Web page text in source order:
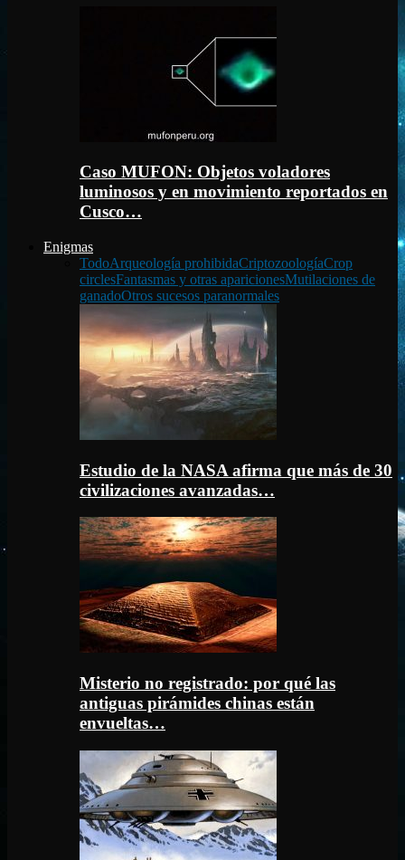
Caso MUFON: Objetos voladores
luminosos y en movimiento reportados en
Cusco…
Enigmas
TodoArqueología prohibidaCriptozoologíaCrop
circlesFantasmas y otras aparicionesMutilaciones de
ganadoOtros sucesos paranormales
Estudio de la NASA afirma que más de 30
civilizaciones avanzadas…
Misterio no registrado: por qué las
antiguas pirámides chinas están
envueltas…